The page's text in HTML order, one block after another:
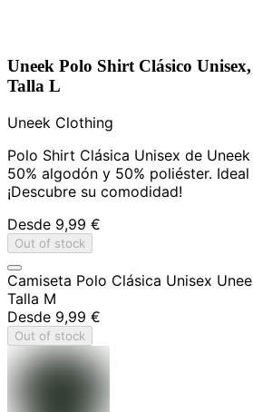
Uneek Polo Shirt Clásico
Talla L
Uneek Clothing
Polo Shirt Clásica Unisex de
50% algodón y 50% poliéster.
¡Descubre su comodidad!
Desde 9,99 €
Out of stock
Camiseta Polo Clásica Unisex
Talla M
Desde 9,99 €
Out of stock